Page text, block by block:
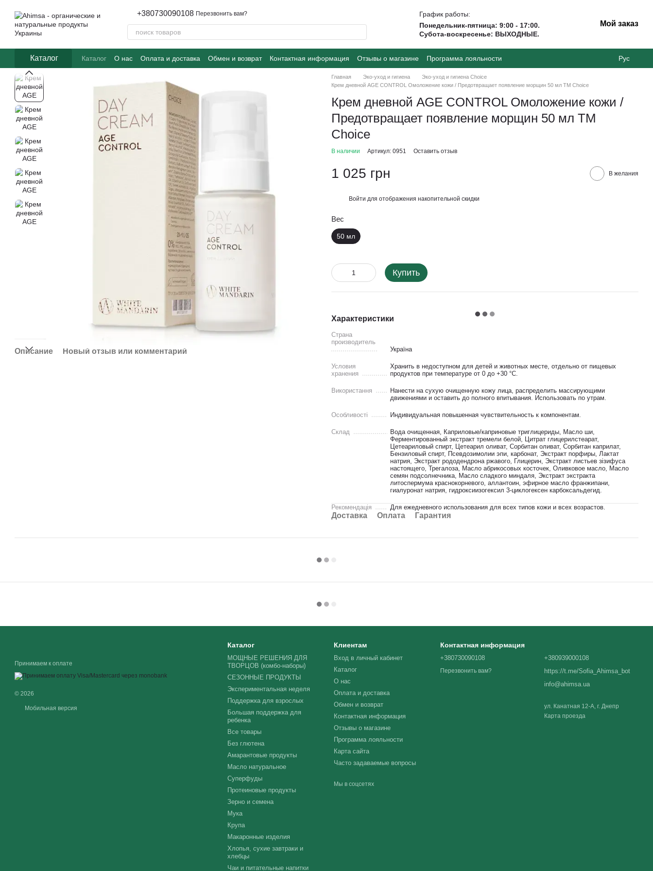
+380730090108 Перезвонить вам?
График работы:
Понедельник-пятница: 9:00 - 17:00.
Субота-воскресенье: ВЫХОДНЫЕ.
Мой заказ
Каталог Каталог О нас Оплата и доставка Обмен и возврат Контактная информация Отзывы о магазине
Программа лояльности
Часто задаваемые вопросы
Рус
Описание Новый отзыв или комментарий
Главная Эко-уход и гигиена
Эко-уход и гигиена Сhoice
Крем дневной AGE CONTROL Омоложение кожи / Предотвращает появление морщин 50 мл ТМ Сhoice
Крем дневной AGE CONTROL Омоложение кожи /
Предотвращает появление морщин 50 мл ТМ
Сhoice
В наличии Артикул: 0951 Оставить отзыв
1 025 грн В желания
Войти для отображения накопительной скидки
Вес
50 мл
Купить
Характеристики
Страна
производитель
Україна
Условия
хранения
Хранить в недоступном для детей и животных месте, отдельно от пищевых
продуктов при температуре от 0 до +30 °С.
Використання
Нанести на сухую очищенную кожу лица, распределить массирующими
движениями и оставить до полного впитывания. Использовать по утрам.
Особливості Индивидуальная повышенная чувствительность к компонентам.
Склад
Вода очищенная, Каприловые/каприновые триглицериды, Масло ши,
Ферментированный экстракт тремели белой, Цитрат глицерилстеарат,
Цетеариловый спирт, Цетеарил оливат, Сорбитан оливат, Сорбитан каприлат,
Бензиловый спирт, Псевдозимолии эпи, карбонат, Экстракт порфиры, Лактат
натрия, Экстракт рододендрона ржавого, Глицерин, Экстракт листьев зізифуса
настоящего, Трегалоза, Масло абрикосовых косточек, Оливковое масло, Масло
семян подсолнечника, Масло сладкого миндаля, Экстракт экстракта
литоспермума краснокорневого, аллантоин, эфирное масло франжипани,
гиалуронат натрия, гидроксиизогексил 3-циклогексен карбоксальдегид.
Рекомендація Для ежедневного использования для всех типов кожи и всех возрастов.
Доставка Оплата Гарантия
Принимаем к оплате
© 2026
Мобильная версия
Каталог
МОЩНЫЕ РЕШЕНИЯ ДЛЯ
ТВОРЦОВ (комбо-наборы)
СЕЗОННЫЕ ПРОДУКТЫ
Экспериментальная неделя
Поддержка для взрослых
Большая поддержка для
ребенка
Все товары
Без глютена
Амарантовые продукты
Масло натуральное
Суперфуды
Протеиновые продукты
Зерно и семена
Мука
Крупа
Макаронные изделия
Хлопья, сухие завтраки и
хлебцы
Чаи и питательные напитки
Клиентам
Вход в личный кабинет
Каталог
О нас
Оплата и доставка
Обмен и возврат
Контактная информация
Отзывы о магазине
Программа лояльности
Карта сайта
Часто задаваемые вопросы
Мы в соцсетях
Контактная информация
+380730090108
Перезвонить вам?
+380939000108
https://t.me/Sofia_Ahimsa_bot
info@ahimsa.ua
ул. Канатная 12-А, г. Днепр
Карта проезда